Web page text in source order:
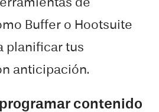
de
Buffer o Hootsuite
planificar tus
anticipación.
contenido